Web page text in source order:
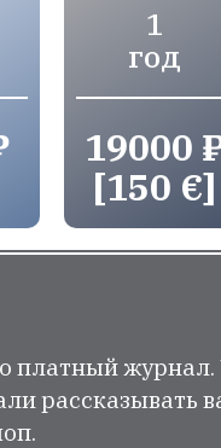
1
год
19000
[150 €]
платный
рассказывать